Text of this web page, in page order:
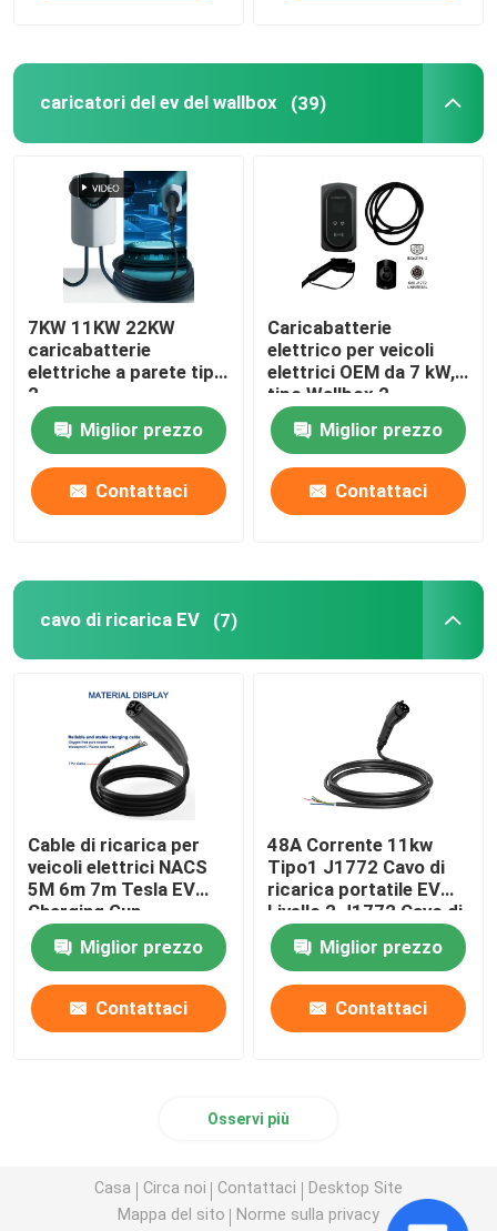
caricatori del ev del wallbox (39)
7KW 11KW 22KW
caricabatterie
elettriche a parete tipo
2
Miglior prezzo
Contattaci
Caricabatterie
elettrico per veicoli
elettrici OEM da 7 kW,
tipo Wallbox 2,
caricatore domestico
per veicoli elettrici,
livello 2
Miglior prezzo
Contattaci
cavo di ricarica EV (7)
Cable di ricarica per
veicoli elettrici NACS
5M 6m 7m Tesla EV
Charging Gun
Miglior prezzo
Contattaci
48A Corrente 11kw
Tipo1 J1772 Cavo di
ricarica portatile EV
Livello 2 J1772 Cavo di
ricarica auto
Miglior prezzo
Contattaci
Osservi più
Casa Circa noi Contattaci
Desktop Site
Mappa del sito
Norme sulla privacy